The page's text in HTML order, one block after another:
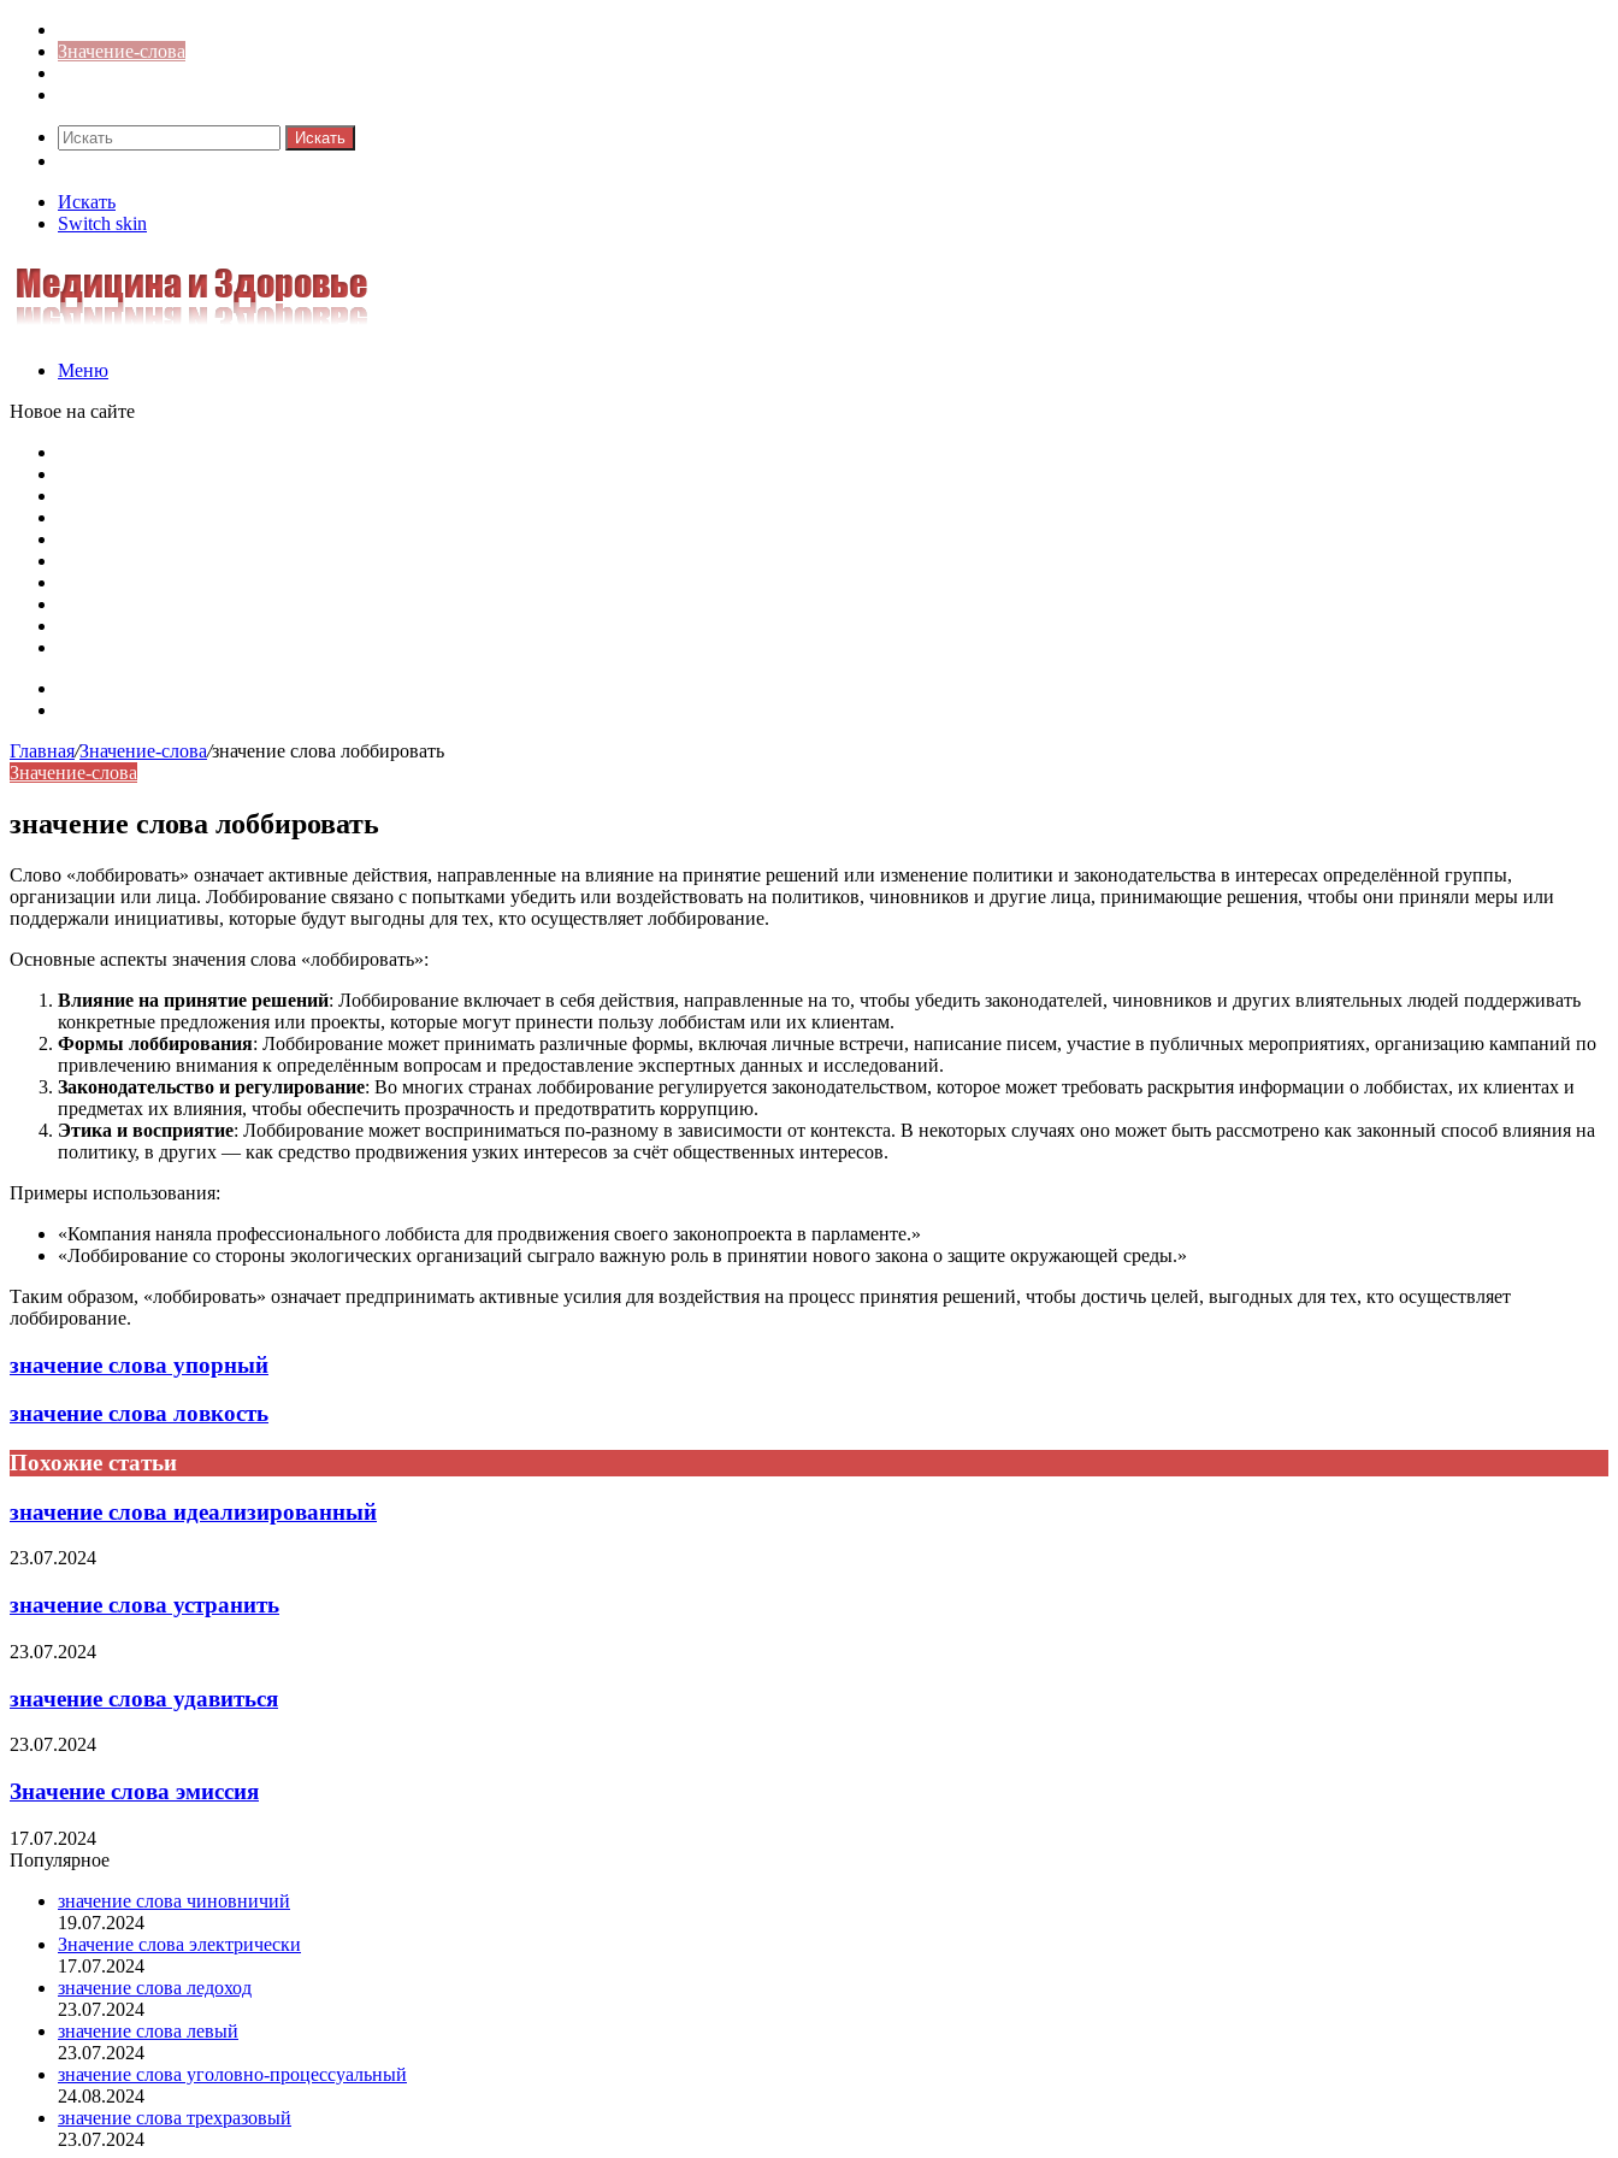
Значение-слова
Искать
Искать
Switch skin
Меню
Новое на сайте
Главная/Значение-слова/значение слова лоббировать
Значение-слова
значение слова лоббировать
Слово «лоббировать» означает активные действия, направленные на влияние на принятие решений или изменение политики и законодательства в интересах определённой группы,
организации или лица. Лоббирование связано с попытками убедить или воздействовать на политиков, чиновников и другие лица, принимающие решения, чтобы они приняли меры или
поддержали инициативы, которые будут выгодны для тех, кто осуществляет лоббирование.
Основные аспекты значения слова «лоббировать»:
Влияние на принятие решений: Лоббирование включает в себя действия, направленные на то, чтобы убедить законодателей, чиновников и других влиятельных людей поддерживать
конкретные предложения или проекты, которые могут принести пользу лоббистам или их клиентам.
Формы лоббирования: Лоббирование может принимать различные формы, включая личные встречи, написание писем, участие в публичных мероприятиях, организацию кампаний по
привлечению внимания к определённым вопросам и предоставление экспертных данных и исследований.
Законодательство и регулирование: Во многих странах лоббирование регулируется законодательством, которое может требовать раскрытия информации о лоббистах, их клиентах и
предметах их влияния, чтобы обеспечить прозрачность и предотвратить коррупцию.
Этика и восприятие: Лоббирование может восприниматься по-разному в зависимости от контекста. В некоторых случаях оно может быть рассмотрено как законный способ влияния на
политику, в других — как средство продвижения узких интересов за счёт общественных интересов.
Примеры использования:
«Компания наняла профессионального лоббиста для продвижения своего законопроекта в парламенте.»
«Лоббирование со стороны экологических организаций сыграло важную роль в принятии нового закона о защите окружающей среды.»
Таким образом, «лоббировать» означает предпринимать активные усилия для воздействия на процесс принятия решений, чтобы достичь целей, выгодных для тех, кто осуществляет
лоббирование.
значение слова упорный
значение слова ловкость
Похожие статьи
значение слова идеализированный
23.07.2024
значение слова устранить
23.07.2024
значение слова удавиться
23.07.2024
Значение слова эмиссия
17.07.2024
Популярное
значение слова чиновничий
19.07.2024
Значение слова электрически
17.07.2024
значение слова ледоход
23.07.2024
значение слова левый
23.07.2024
значение слова уголовно-процессуальный
24.08.2024
значение слова трехразовый
23.07.2024